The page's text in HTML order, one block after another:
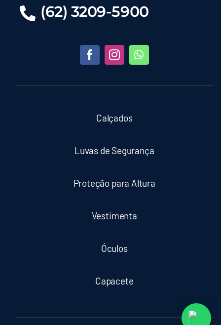
(62) 3209-5900
Calçados
Luvas de Segurança
Proteção para Altura
Vestimenta
Óculos
Capacete